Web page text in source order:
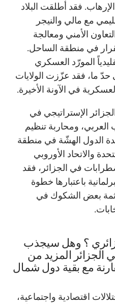
فقد أطلقت البلاد
مع مالي والنيجر
الأمني ومعالجة
في منطقة الساحل.
المورّد العسكري
حدّ ما، فقد عزّزت الولايات
في الآونة الأخيرة.
الإستراتيجي في
ومحاربة تنظيم
الدول الهشّة في منطقة
والاتحاد الأوروبي
في الجزائر، فقد
باعتبارها خطوة
ثمة بعض الشكوك في
؟ وهل سيجذب
الجزائر المزيد من
مع بقية دول شمال
اقتصادية واجتماعية،